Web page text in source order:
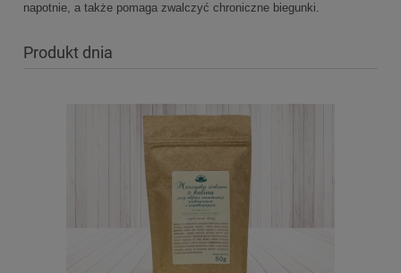
napotnie, a także pomaga zwalczyć chroniczne biegunki.
Produkt dnia